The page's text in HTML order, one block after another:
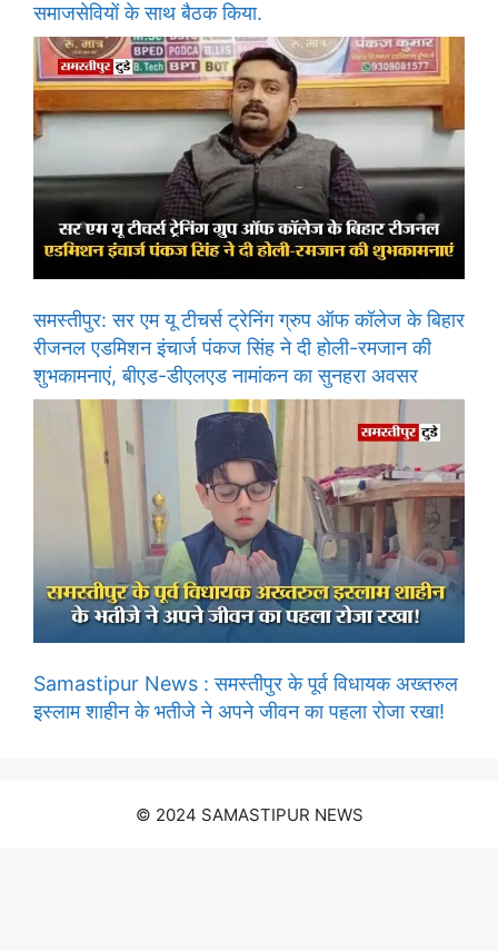
समाजसेवियों के साथ बैठक किया.
समस्तीपुर: सर एम यू टीचर्स ट्रेनिंग ग्रुप ऑफ कॉलेज के बिहार
रीजनल एडमिशन इंचार्ज पंकज सिंह ने दी होली-रमजान की
शुभकामनाएं, बीएड-डीएलएड नामांकन का सुनहरा अवसर
Samastipur News : समस्तीपुर के पूर्व विधायक अख्तरुल
इस्लाम शाहीन के भतीजे ने अपने जीवन का पहला रोजा रखा!
© 2024 SAMASTIPUR NEWS